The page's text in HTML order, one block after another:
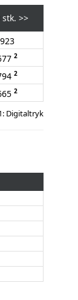
stk. >>
2
2
2
Digitaltryk